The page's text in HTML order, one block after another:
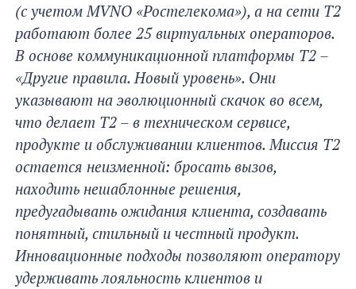
(с учетом MVNO «Ростелекома»), а на сети Т2
работают более 25 виртуальных операторов.
В основе коммуникационной платформы Т2 –
«Другие правила. Новый уровень». Они
указывают на эволюционный скачок во всем,
что делает Т2 – в техническом сервисе,
продукте и обслуживании клиентов. Миссия T2
остается неизменной: бросать вызов,
находить нешаблонные решения,
предугадывать ожидания клиента, создавать
понятный, стильный и честный продукт.
Инновационные подходы позволяют оператору
удерживать лояльность клиентов и